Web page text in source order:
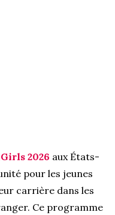
2026 aux États-
pour les jeunes
carrière dans les
Ce programme